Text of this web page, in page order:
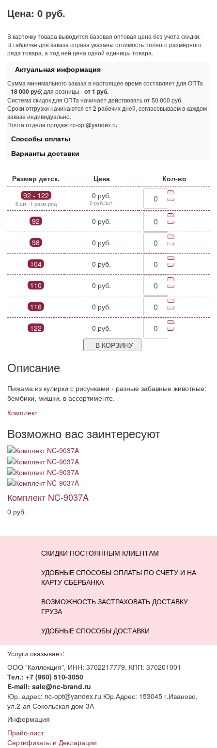
Цена: 0 руб.
В карточку товара выводится базовая оптовая цена без учета скидки.
В табличке для заказа справа указаны стоимость полного размерного
ряда товара, а под ней цена одной единицы товара.
Актуальная информация
Сумма минимального заказа в настоящее время составляет для ОПТа
-18 000 руб; для розницы -от 1 руб.
Система скидок для ОПТа начинает действовать от 50 000 руб.
Сроки отгрузки начинаются от 2 рабочих дней, согласовываем в каждом
заказе индивидуально.
Почта отдела продаж nc-opt@yandex.ru
Способы оплаты
Варианты доставки
Размер детск. Цена
Кол-во
92 - 122
6 шт -1 разм.ряд
0 руб.
0 руб./шт.
92 0 руб.
98 0 руб.
104 0 руб.
110 0 руб.
116 0 руб.
122
0 руб.
В КОРЗИНУ
Описание
Пижама из кулирки с рисунками - разные забавные животные:
бембики, мишки, в ассортименте.
Комплект
Возможно вас заинтересуют
Комплект NC-9037A
0 руб.
СКИДКИ ПОСТОЯННЫМ КЛИЕНТАМ
УДОБНЫЕ СПОСОБЫ ОПЛАТЫ ПО СЧЕТУ И НА
КАРТУ СБЕРБАНКА
ВОЗМОЖНОСТЬ ЗАСТРАХОВАТЬ ДОСТАВКУ
ГРУЗА
УДОБНЫЕ СПОСОБЫ ДОСТАВКИ
Услуги оказывает:
ООО "Коллекция", ИНН: 3702217779, КПП: 370201001
Тел.: +7 (960) 510-3050
E-mail: sale@nc-brand.ru
Юр. адрес: nc-opt@yandex.ru Юр.Адрес: 153045 г.Иваново,
ул.2-ая Сокольская дом 3А
Информация
Прайс-лист
Сертификаты и Декларации